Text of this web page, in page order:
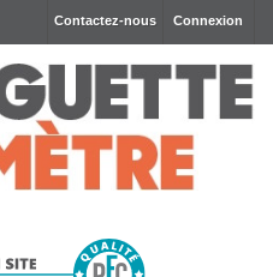
Connexion
Contactez-nous